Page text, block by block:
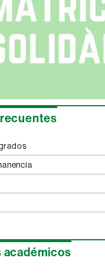
académicos